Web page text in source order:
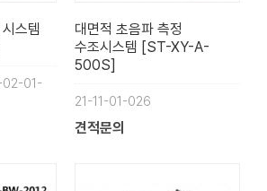
스템
02-01-
대면적 초음파 측정
수조시스템 [ST-XY-A-
500S]
21-11-01-026
견적문의